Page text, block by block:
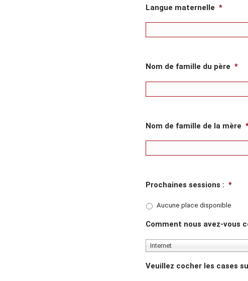
Langue maternelle *
Nom de famille du père *
Nom de famille de la mère
Prochaines sessions : *
Aucune place disponible
Comment nous avez-vous
Internet
Veuillez cocher les cases